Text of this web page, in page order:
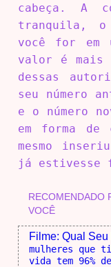
cabeça. A
tranquila, o
você for em
valor é mais
dessas
seu número
e o número
em forma
mesmo
já estivesse
RECOMENDADO
VOCÊ
Filme: Qual Seu
mulheres que
vida tem 96%